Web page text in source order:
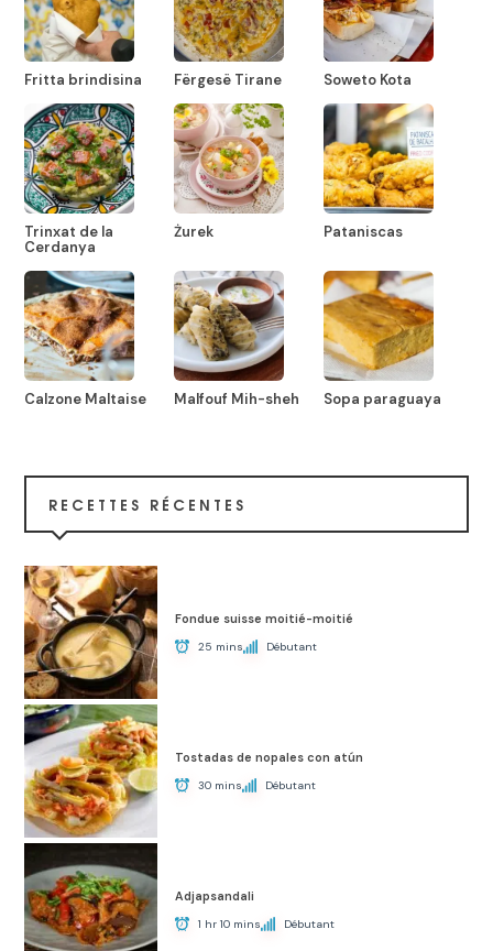
Fritta brindisina Fërgesë Tirane Soweto Kota
Trinxat de la
Cerdanya
Żurek Pataniscas
Calzone Maltaise Malfouf Mih-sheh Sopa paraguaya
RECETTES RÉCENTES
Fondue suisse moitié-moitié
25 mins Débutant
Tostadas de nopales con atún
30 mins Débutant
Adjapsandali
1 hr 10 mins Débutant